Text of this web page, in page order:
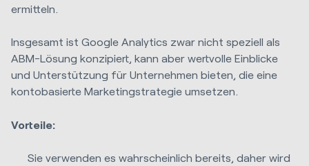
ermitteln.
Insgesamt ist Google Analytics zwar nicht speziell als
ABM-Lösung konzipiert, kann aber wertvolle Einblicke
und Unterstützung für Unternehmen bieten, die eine
kontobasierte Marketingstrategie umsetzen.
Vorteile:
Sie verwenden es wahrscheinlich bereits, daher wird